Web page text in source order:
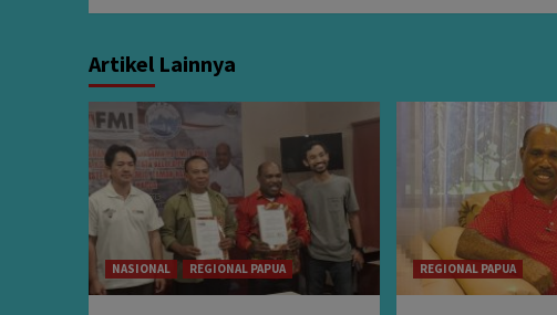
Artikel Lainnya
NASIONAL REGIONAL PAPUA REGIONAL PAPUA